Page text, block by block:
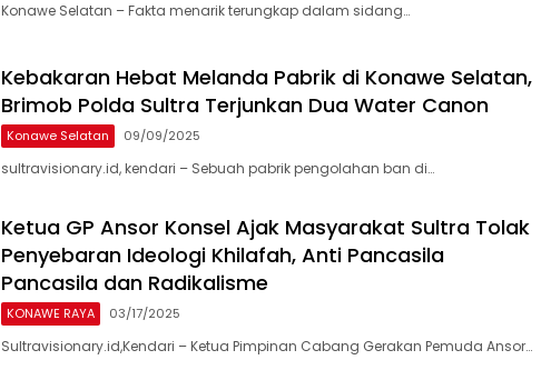
Konawe Selatan – Fakta menarik terungkap dalam sidang…
Kebakaran Hebat Melanda Pabrik di Konawe Selatan,
Brimob Polda Sultra Terjunkan Dua Water Canon
Konawe Selatan 09/09/2025
sultravisionary.id, kendari – Sebuah pabrik pengolahan ban di…
Ketua GP Ansor Konsel Ajak Masyarakat Sultra Tolak
Penyebaran Ideologi Khilafah, Anti Pancasila
Pancasila dan Radikalisme
KONAWE RAYA 03/17/2025
Sultravisionary.id,Kendari – Ketua Pimpinan Cabang Gerakan Pemuda Ansor…